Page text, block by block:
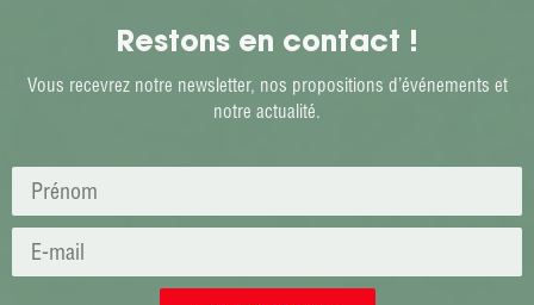
Restons en contact !
Vous recevrez notre newsletter, nos propositions d’événements et
notre actualité.